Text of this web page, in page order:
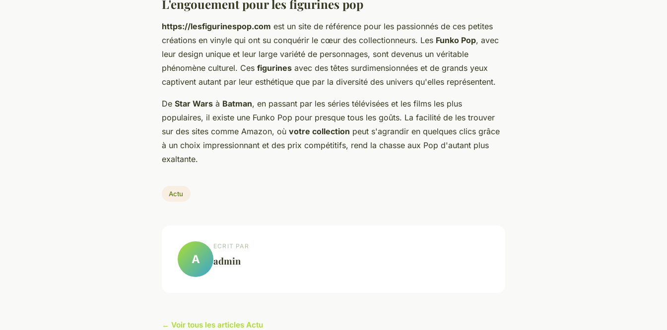
L'engouement pour les figurines pop
https://lesfigurinespop.com est un site de référence pour les passionnés de ces petites
créations en vinyle qui ont su conquérir le cœur des collectionneurs. Les Funko Pop, avec
leur design unique et leur large variété de personnages, sont devenus un véritable
phénomène culturel. Ces figurines avec des têtes surdimensionnées et de grands yeux
captivent autant par leur esthétique que par la diversité des univers qu'elles représentent.
De Star Wars à Batman, en passant par les séries télévisées et les films les plus
populaires, il existe une Funko Pop pour presque tous les goûts. La facilité de les trouver
sur des sites comme Amazon, où votre collection peut s'agrandir en quelques clics grâce
à un choix impressionnant et des prix compétitifs, rend la chasse aux Pop d'autant plus
exaltante.
Actu
A
ECRIT PAR
admin
← Voir tous les articles Actu